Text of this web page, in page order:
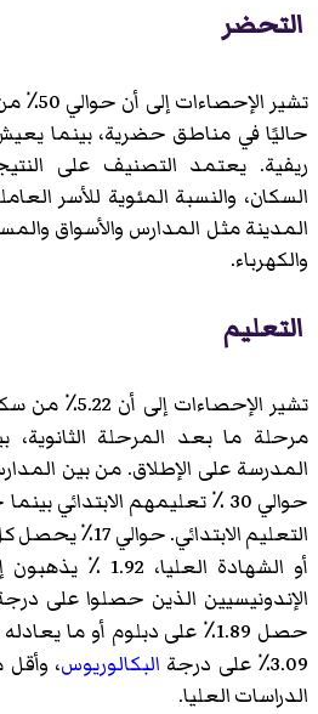
التحضر
تشير
حاليًا في مناطق حضرية، بينما
ريفية. يعتمد التصنيف على
السكان، والنسبة المئوية للأسر
المدينة مثل المدارس والأسواق
والكهرباء.
التعليم
تشير
المدرسة على الإطلاق. من بين المدارس
التعليم
أو الشهادة
الإندونيسيين الذين حصلوا على
حصل 1.89٪ على دبلوم أو ما
3.09٪ على درجة
البكالوريوس،
الدراسات العليا.